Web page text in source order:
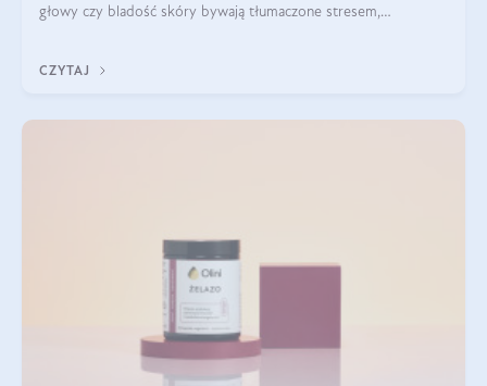
głowy czy bladość skóry bywają tłumaczone stresem,
CZYTAJ